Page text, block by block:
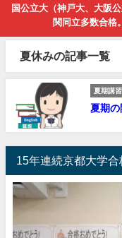
国公立大（神戸大、大阪
関同立多数合格
夏休みの記事一覧
夏期講習
夏期の
15年連続京都大学合